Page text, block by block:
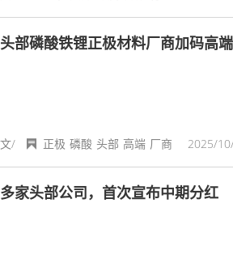
头部磷酸铁锂正极材料厂商加码高
文/ 2025/
正极 磷酸 头部 高端 厂商
多家头部公司，首次宣布中期分红